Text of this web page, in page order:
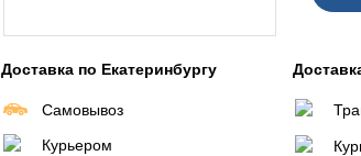
Доставка по Екатеринбургу
Самовывоз
Курьером